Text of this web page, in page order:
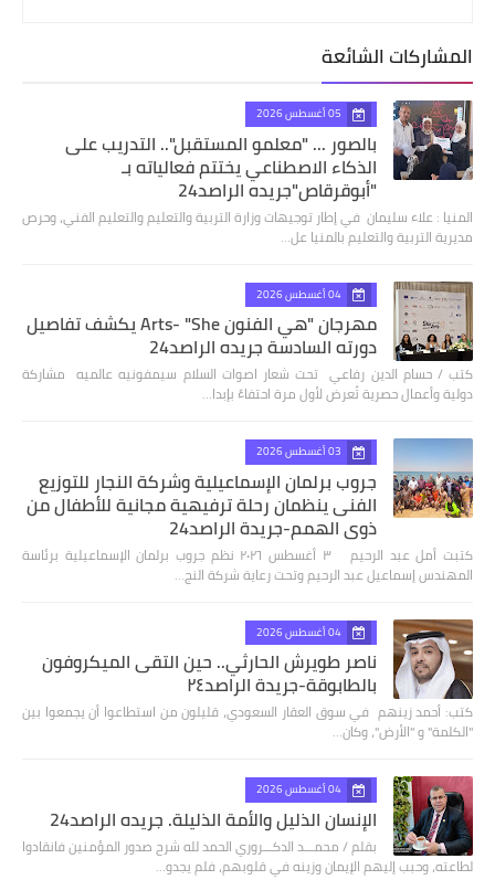
المشاركات الشائعة
05 أغسطس 2026
بالصور ... "معلمو المستقبل".. التدريب على
الذكاء الاصطناعي يختتم فعالياته بـ
"أبوقرقاص"جريده الراصد24
المنيا : علاء سليمان في إطار توجيهات وزارة التربية والتعليم والتعليم الفني، وحرص
مديرية التربية والتعليم بالمنيا عل…
04 أغسطس 2026
مهرجان "هي الفنون Arts- "She يكشف تفاصيل
دورته السادسة جريده الراصد24
كتب / حسام الدين رفاعي تحت شعار اصوات السلام سيمفونيه عالميه مشاركة
دولية وأعمال حصرية تُعرض لأول مرة احتفاءً بإبدا…
03 أغسطس 2026
جروب برلمان الإسماعيلية وشركة النجار للتوزيع
الفنى ينظمان رحلة ترفيهية مجانية للأطفال من
ذوي الهمم-جريدة الراصد24
كتبت أمل عبد الرحيم ٣ أغسطس ٢٠٢٦ نظم جروب برلمان الإسماعيلية برئاسة
المهندس إسماعيل عبد الرحيم وتحت رعاية شركة النج…
04 أغسطس 2026
ناصر طويرش الحارثي.. حين التقى الميكروفون
بالطابوقة-جريدة الراصد٢٤
كتب: أحمد زينهم في سوق العقار السعودي، قليلون من استطاعوا أن يجمعوا بين
"الكلمة" و "الأرض"، وكان…
04 أغسطس 2026
الإنسان الذليل والأمة الذليلة. جريده الراصد24
بقلم / محمـــد الدكـــروري الحمد لله شرح صدور المؤمنين فانقادوا
لطاعته، وحبب إليهم الإيمان وزينه في قلوبهم، فلم يجدو…